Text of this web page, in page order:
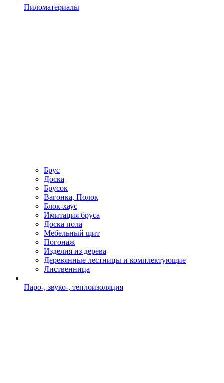
Пиломатериалы
Брус
Доска
Брусок
Вагонка, Полок
Блок-хаус
Имитация бруса
Доска пола
Мебельный щит
Погонаж
Изделия из дерева
Деревянные лестницы и комплектующие
Лиственница
Паро-, звуко-, теплоизоляция